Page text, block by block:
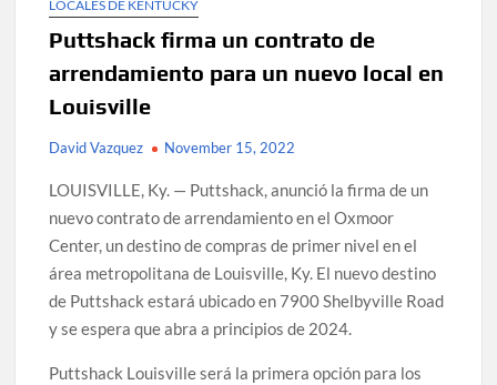
LOCALES DE KENTUCKY
Puttshack firma un contrato de
arrendamiento para un nuevo local en
Louisville
David Vazquez November 15, 2022
LOUISVILLE, Ky. — Puttshack, anunció la firma de un
nuevo contrato de arrendamiento en el Oxmoor
Center, un destino de compras de primer nivel en el
área metropolitana de Louisville, Ky. El nuevo destino
de Puttshack estará ubicado en 7900 Shelbyville Road
y se espera que abra a principios de 2024.
Puttshack Louisville será la primera opción para los